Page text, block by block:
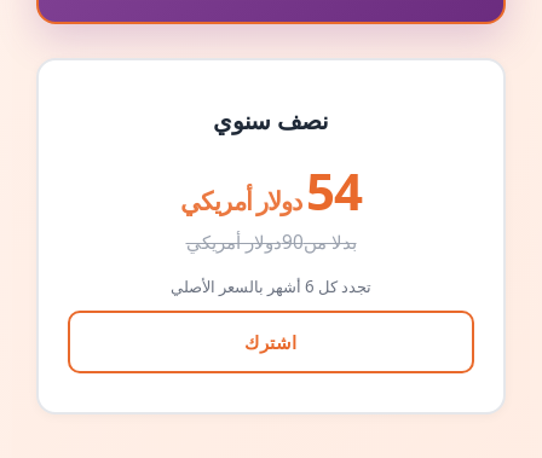
نصف سنوي
54 دولار أمريكي
بدلا من90دولار أمريكي
تجدد كل 6 أشهر بالسعر الأصلي
اشترك